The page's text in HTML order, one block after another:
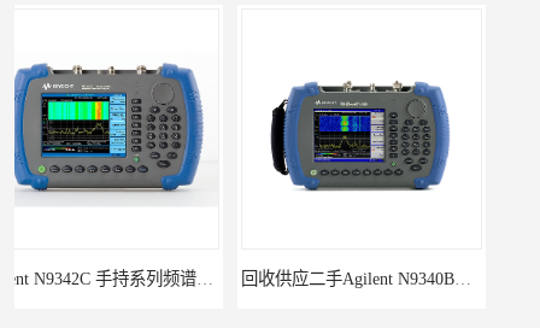
回收供应二手Agilent N9340B手持式系列频谱分析仪